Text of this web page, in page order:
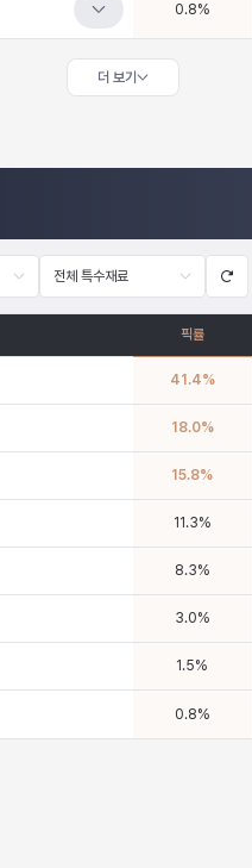
0.8%
더 보기
전체 특수재료
픽률
41.4%
18.0%
15.8%
11.3%
8.3%
3.0%
1.5%
0.8%